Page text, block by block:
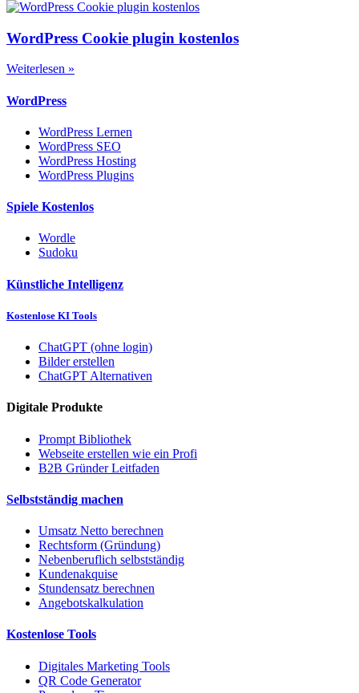
WordPress Cookie plugin kostenlos
Weiterlesen »
WordPress
WordPress Lernen
WordPress SEO
WordPress Hosting
WordPress Plugins
Spiele Kostenlos
Wordle
Sudoku
Künstliche Intelligenz
Kostenlose KI Tools
ChatGPT (ohne login)
Bilder erstellen
ChatGPT Alternativen
Digitale Produkte
Prompt Bibliothek
Webseite erstellen wie ein Profi
B2B Gründer Leitfaden
Selbstständig machen
Umsatz Netto berechnen
Rechtsform (Gründung)
Nebenberuflich selbstständig
Kundenakquise
Stundensatz berechnen
Angebotskalkulation
Kostenlose Tools
Digitales Marketing Tools
QR Code Generator